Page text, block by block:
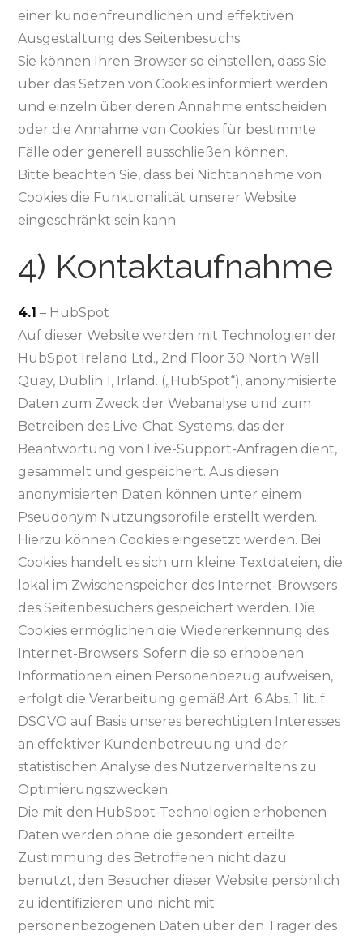
einer kundenfreundlichen und effektiven
Ausgestaltung des Seitenbesuchs.
Sie können Ihren Browser so einstellen, dass Sie
über das Setzen von Cookies informiert werden
und einzeln über deren Annahme entscheiden
oder die Annahme von Cookies für bestimmte
Fälle oder generell ausschließen können.
Bitte beachten Sie, dass bei Nichtannahme von
Cookies die Funktionalität unserer Website
eingeschränkt sein kann.
4) Kontaktaufnahme
4.1 – HubSpot
Auf dieser Website werden mit Technologien der
HubSpot Ireland Ltd., 2nd Floor 30 North Wall
Quay, Dublin 1, Irland. („HubSpot“), anonymisierte
Daten zum Zweck der Webanalyse und zum
Betreiben des Live-Chat-Systems, das der
Beantwortung von Live-Support-Anfragen dient,
gesammelt und gespeichert. Aus diesen
anonymisierten Daten können unter einem
Pseudonym Nutzungsprofile erstellt werden.
Hierzu können Cookies eingesetzt werden. Bei
Cookies handelt es sich um kleine Textdateien, die
lokal im Zwischenspeicher des Internet-Browsers
des Seitenbesuchers gespeichert werden. Die
Cookies ermöglichen die Wiedererkennung des
Internet-Browsers. Sofern die so erhobenen
Informationen einen Personenbezug aufweisen,
erfolgt die Verarbeitung gemäß Art. 6 Abs. 1 lit. f
DSGVO auf Basis unseres berechtigten Interesses
an effektiver Kundenbetreuung und der
statistischen Analyse des Nutzerverhaltens zu
Optimierungszwecken.
Die mit den HubSpot-Technologien erhobenen
Daten werden ohne die gesondert erteilte
Zustimmung des Betroffenen nicht dazu
benutzt, den Besucher dieser Website persönlich
zu identifizieren und nicht mit
personenbezogenen Daten über den Träger des